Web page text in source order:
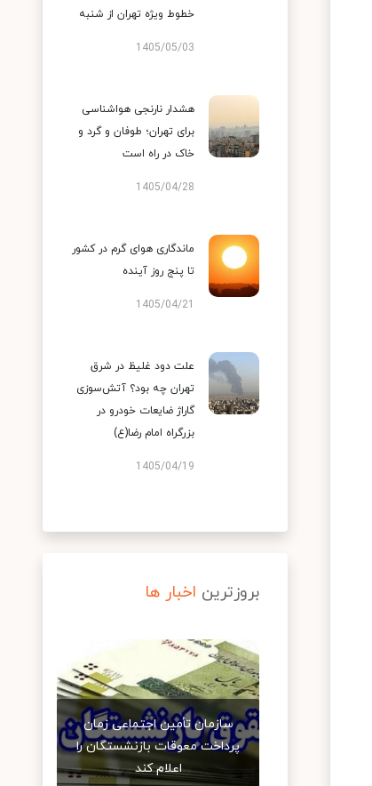
خطوط ویژه تهران از شنبه
1405/05/03
هشدار نارنجی هواشناسی
برای تهران؛ طوفان و گرد و
خاک در راه است
1405/04/28
ماندگاری هوای گرم در کشور
تا پنج روز آینده
1405/04/21
علت دود غلیظ در شرق
تهران چه بود؟ آتش‌سوزی
گاراژ ضایعات خودرو در
بزرگراه امام رضا(ع)
1405/04/19
بروزترین اخبار ها
سازمان تأمین اجتماعی زمان
پرداخت معوقات بازنشستگان را
اعلام کند